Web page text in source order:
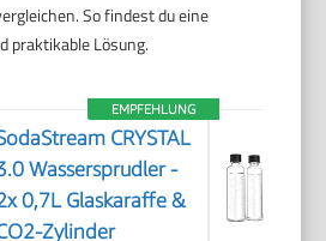
So findest du eine
praktikable Lösung.
EMPFEHLUNG
CRYSTAL
Wassersprudler -
0,7L Glaskaraffe &
Zylinder